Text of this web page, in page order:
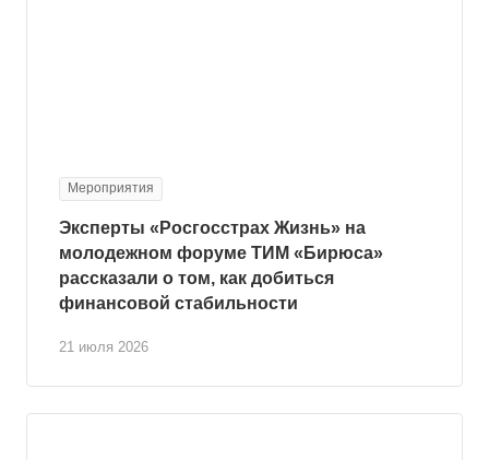
Мероприятия
21 июля 2026
Эксперты «Росгосстрах Жизнь» на
молодежном форуме ТИМ «Бирюса»
рассказали о том, как добиться
финансовой стабильности